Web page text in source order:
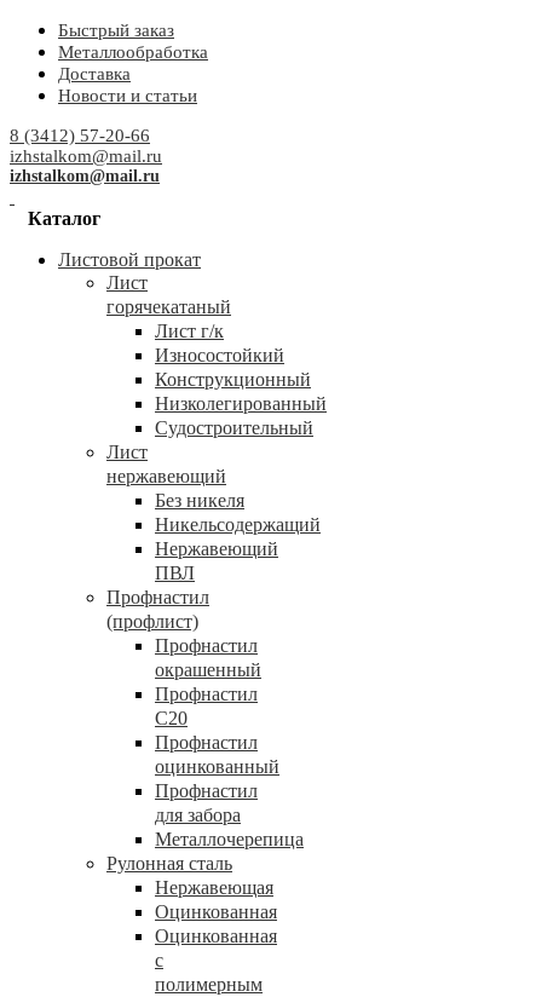
Быстрый заказ
Металлообработка
Доставка
Новости и статьи
8 (3412) 57-20-66
izhstalkom@mail.ru
izhstalkom@mail.ru
Каталог
Листовой прокат
Лист
горячекатаный
Лист г/к
Износостойкий
Конструкционный
Низколегированный
Судостроительный
Лист
нержавеющий
Без никеля
Никельсодержащий
Нержавеющий
ПВЛ
Профнастил
(профлист)
Профнастил
окрашенный
Профнастил
С20
Профнастил
оцинкованный
Профнастил
для забора
Металлочерепица
Рулонная сталь
Нержавеющая
Оцинкованная
Оцинкованная
с
полимерным